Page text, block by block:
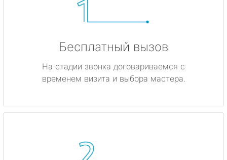
Бесплатный вызов
На стадии звонка договариваемся с
временем визита и выбора мастера.